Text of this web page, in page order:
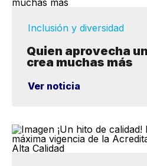
Inclusión y diversidad
Quien aprovecha
crea muchas más
Ver noticia